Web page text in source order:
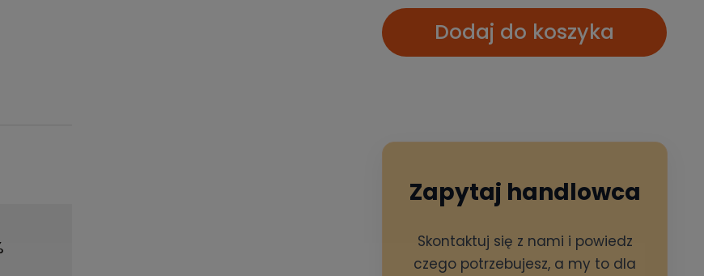
Dodaj do koszyka
Zapytaj handlowca
Skontaktuj się z nami i powiedz
czego potrzebujesz, a my to dla